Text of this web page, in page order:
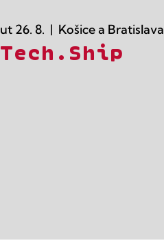
ut 26. 8.
  |
Košice a Bratislava
Tech.Ship